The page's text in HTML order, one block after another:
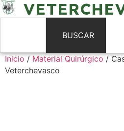
BUSCAR
Inicio/Material Quirúrgico/
Veterchevasco